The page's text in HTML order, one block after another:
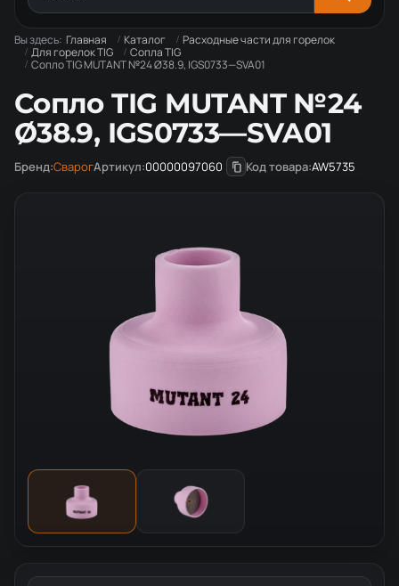
Вы здесь: Главная Каталог
Расходные части для горелок
Для горелок TIG
Сопла TIG
Сопло TIG MUTANT №24 Ø38.9, IGS0733—SVA01
Сопло TIG MUTANT №24
Ø38.9, IGS0733—SVA01
Бренд:СварогАртикул:00000097060 Код товара:AW5735